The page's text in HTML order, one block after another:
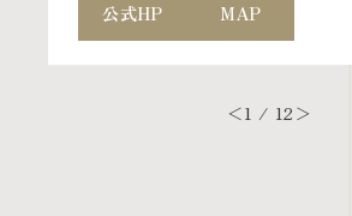
公式HP MAP
＜1 / 12 ＞